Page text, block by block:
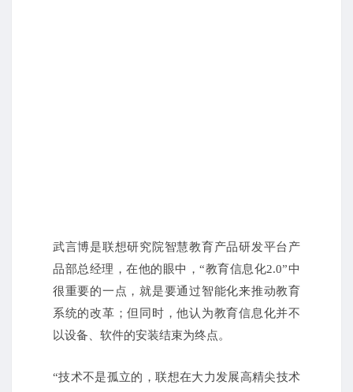
武言博是联想研究院智慧教育产品研发平台产
品部总经理，在他的眼中，“教育信息化2.0”中
很重要的一点，就是要通过智能化来推动教育
系统的改革；但同时，他认为教育信息化并不
以设备、软件的安装结束为终点。
“技术不是孤立的，联想在大力发展高精尖技术